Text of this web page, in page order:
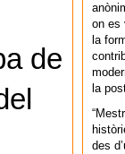
de
on es
la
la
des